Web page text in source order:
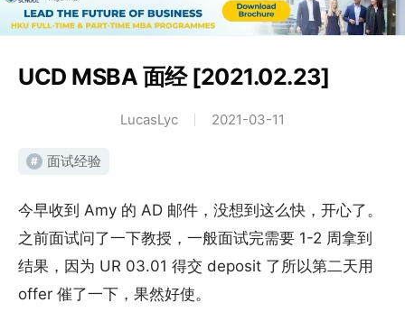
UCD MSBA 面经 [2021.02.23]
LucasLyc 2021-03-11
# 面试经验
今早收到 Amy 的 AD 邮件，没想到这么快，开心了。
之前面试问了一下教授，一般面试完需要 1-2 周拿到
结果，因为 UR 03.01 得交 deposit 了所以第二天用
offer 催了一下，果然好使。